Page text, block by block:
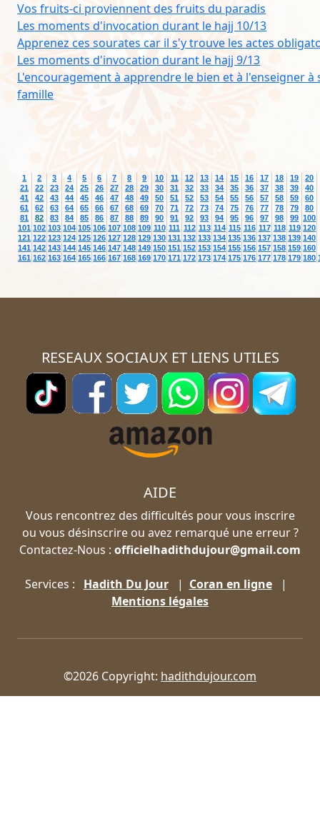
Vos fruits-ci proviennent des fruits du paradis
Les moments d'invocation durant le hajj 10/13
Apprenez ces sourates car il s'y trouve les actes
Les moments d'invocation durant le hajj 9/13
L'encouragement à apprendre le bien et à l'enseigner à
famille
1 2 3 4 5 6 7 8 9 10 11 12 13 14 15 16 17 18 19
20
21
22 23 24 25 26 27 28 29 30 31 32 33 34 35 36 37 38 39
40
41
42 43 44 45 46 47 48 49 50 51 52 53 54 55 56 57 58 59
60
61
62 63 64 65 66 67 68 69 70 71 72 73 74 75 76 77 78 79
80
81
82 83 84 85 86 87 88 89 90 91 92 93 94 95 96 97 98 99 100
101 102 103 104 105 106 107 108 109 110 111 112 113 114 115 116 117 118 119 120
121 122 123 124 125 126 127 128 129 130 131 132 133 134 135 136 137 138 139 140
141 142 143 144 145 146 147 148 149 150 151 152 153 154 155 156 157 158 159 160
161 162 163 164 165 166 167 168 169 170 171 172 173 174 175 176 177 178 179 180
RESEAUX SOCIAUX ET LIENS UTILES
AIDE
Vous rencontrez des difficultés pour vous inscrire
ou vous désinscrire ou avez remarqué une erreur ?
Contactez-Nous : officielhadithdujour@gmail.com
Services : Hadith Du Jour| Coran en ligne|
Mentions légales
©2026 Copyright: hadithdujour.com